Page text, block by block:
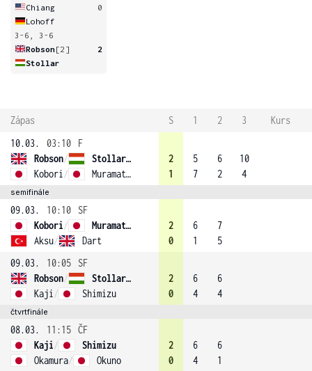
Chiang
0
Lohoff
3-6, 3-6
Robson[2]
2
Stollar
Zápas S 1 2 3
Kurs
10.03.
03:10
F
Robson/
Stollar (2)
Kobori / Muramatsu
2
1
5
7
6
2
10
4
semifinále
09.03. 10:10
SF
Kobori/
Muramatsu
Aksu/ Dart
2
0
6
1
7
5
09.03.
10:05
SF
Robson/
Stollar (2)
Kaji / Shimizu
2
0
6
4
6
4
čtvrtfinále
08.03. 11:15 ČF
Kaji/
Shimizu
Okamura/ Okuno
2
0
6
4
6
1